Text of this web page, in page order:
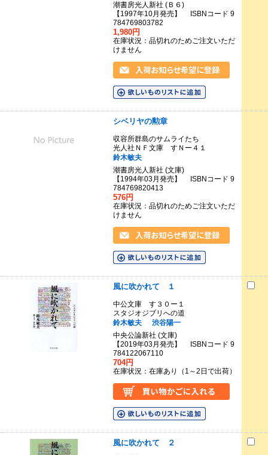
潮書房光人新社 (Ｂ６)
【1997年10月発売】 ISBNコード 9
784769803782
1,980円
在庫状況：品切れのためご注文いただ
けません
シベリヤの勲章
収容所群島のサムライたち
光人社ＮＦ文庫 すＮー４１
鈴木敏夫
潮書房光人新社 (文庫)
【1994年03月発売】 ISBNコード 9
784769820413
576円
在庫状況：品切れのためご注文いただ
けません
風に吹かれて １
中公文庫 す３０ー１
スタジオジブリへの道
鈴木敏夫
渋谷陽一
中央公論新社 (文庫)
【2019年03月発売】 ISBNコード 9
784122067110
704円
在庫状況：在庫あり（1～2日で出荷）
風に吹かれて ２